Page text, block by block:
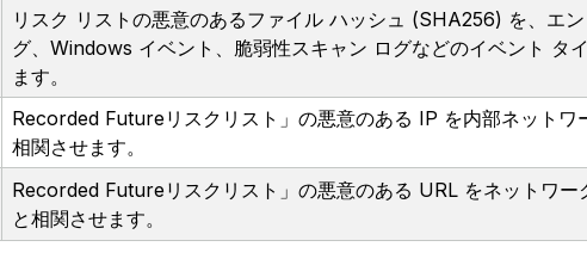
リスク リストの悪意のあるファイル ハッシュ (SHA256) を、エ
グ、Windows イベント、脆弱性スキャン ログなどのイベント タ
ます。
Recorded Futureリスクリスト」の悪意のある IP を内部ネットワ
相関させます。
Recorded Futureリスクリスト」の悪意のある URL をネットワ
と相関させます。